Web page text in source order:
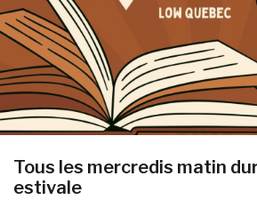
Tous les mercredis matin
estivale